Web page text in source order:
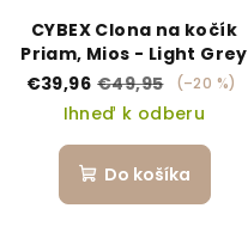
CYBEX Clona na kočík
Priam, Mios - Light Grey
€39,96 €49,95 (–20 %)
Ihneď k odberu
Do košíka